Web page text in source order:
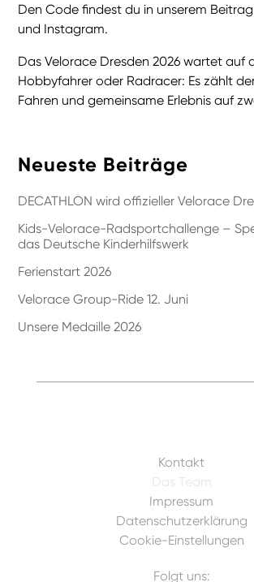
Den Code findest du in unserem
und Instagram.
Das Velorace Dresden 2026 wartet auf
Hobbyfahrer oder Radracer: Es zählt
Fahren und gemeinsame Erlebnis auf
Neueste Beiträge
DECATHLON wird offizieller Velorace
Kids-Velorace-Radsportchallenge –
das Deutsche Kinderhilfswerk
Ferienstart 2026
Velorace Group-Ride 12. Juni
Unsere Medaille 2026
Kontakt
Das Team
Impressum
Datenschutzerklärung
Cookie-Einstellungen
Folgt uns: